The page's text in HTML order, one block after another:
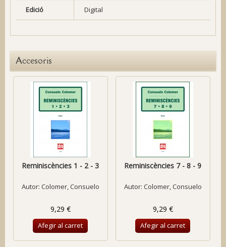
Edició Digital
Accesoris
Reminiscències 1 - 2 - 3
Autor: Colomer, Consuelo
9,29 €
Afegir al carret
Reminiscències 7 - 8 - 9
Autor: Colomer, Consuelo
9,29 €
Afegir al carret